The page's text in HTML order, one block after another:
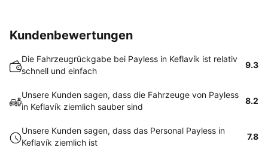
Kundenbewertungen
Die Fahrzeugrückgabe bei Payless in Keflavík ist relativ
schnell und einfach
9.3
Unsere Kunden sagen, dass die Fahrzeuge von Payless
in Keflavík ziemlich sauber sind
8.2
Unsere Kunden sagen, dass das Personal Payless in
Keflavík ziemlich ist
7.8